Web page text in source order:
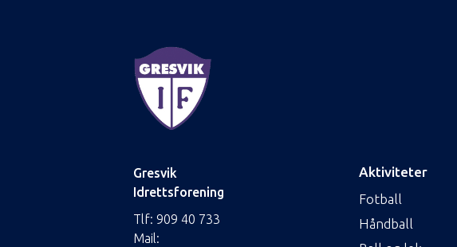
Gresvik
Idrettsforening
Tlf: 909 40 733
Mail:
Aktiviteter
Fotball
Håndball